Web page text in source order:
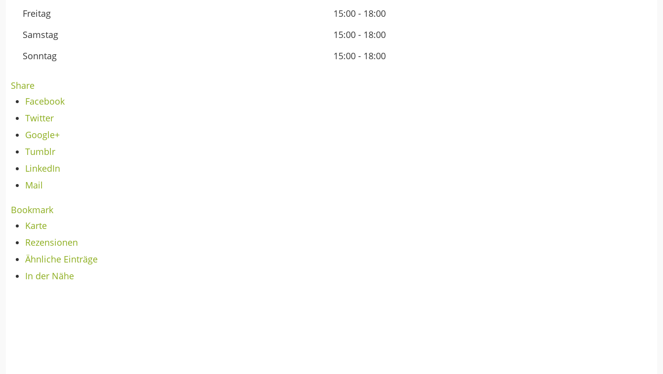
Freitag
15:00 - 18:00
Samstag
15:00 - 18:00
Sonntag
15:00 - 18:00
Share
Facebook
Twitter
Google+
Tumblr
LinkedIn
Mail
Bookmark
Karte
Rezensionen
Ähnliche Einträge
In der Nähe